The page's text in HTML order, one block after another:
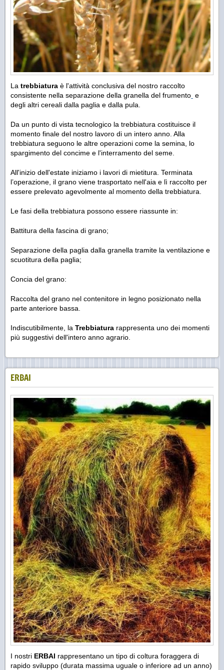
La trebbiatura è l'attività conclusiva del nostro raccolto
consistente nella separazione della granella del frumento e
degli altri cereali dalla paglia e dalla pula.
Da un punto di vista tecnologico la trebbiatura costituisce il
momento finale del nostro lavoro di un intero anno. Alla
trebbiatura seguono le altre operazioni come la semina, lo
spargimento del concime e l'interramento del seme.
All'inizio dell'estate iniziamo i lavori di mietitura. Terminata
l’operazione, il grano viene trasportato nell'aia e lì raccolto per
essere prelevato agevolmente al momento della trebbiatura.
Le fasi della trebbiatura possono essere riassunte in:
Battitura della fascina di grano;
Separazione della paglia dalla granella tramite la ventilazione e
scuotitura della paglia;
Concia del grano:
Raccolta del grano nel contenitore in legno posizionato nella
parte anteriore bassa.
Indiscutibilmente, la Trebbiatura rappresenta uno dei momenti
più suggestivi dell'intero anno agrario.
ERBAI
I nostri ERBAI rappresentano un tipo di coltura foraggera di
rapido sviluppo (durata massima uguale o inferiore ad un anno)